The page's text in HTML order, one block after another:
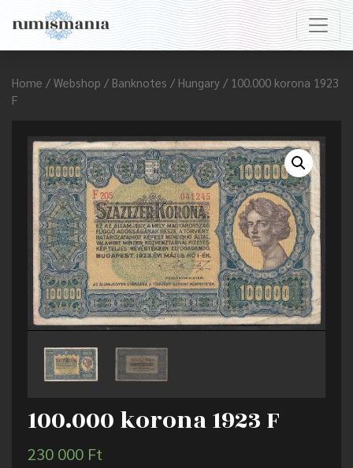
Home / Webshop / Banknotes / Hungary / 100.000 korona 1923
F
100.000 korona 1923 F
230 000 Ft